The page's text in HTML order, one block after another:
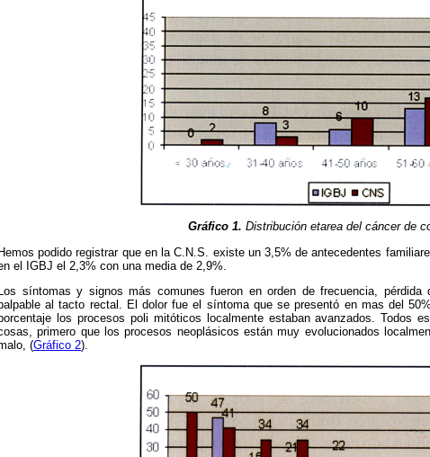
Gráfico 1. Distribución etarea del cáncer de
podido registrar que en la C.N.S. existe un 3,5% de antecedentes
el IGBJ el 2,3% con una media de 2,9%.
síntomas y signos más comunes fueron en orden de frecuencia, pérdida
al tacto rectal. El dolor fue el síntoma que se presentó en mas del
los procesos poli mitóticos localmente estaban avanzados. Todos
primero que los procesos neoplásicos están muy evolucionados
(Gráfico 2).